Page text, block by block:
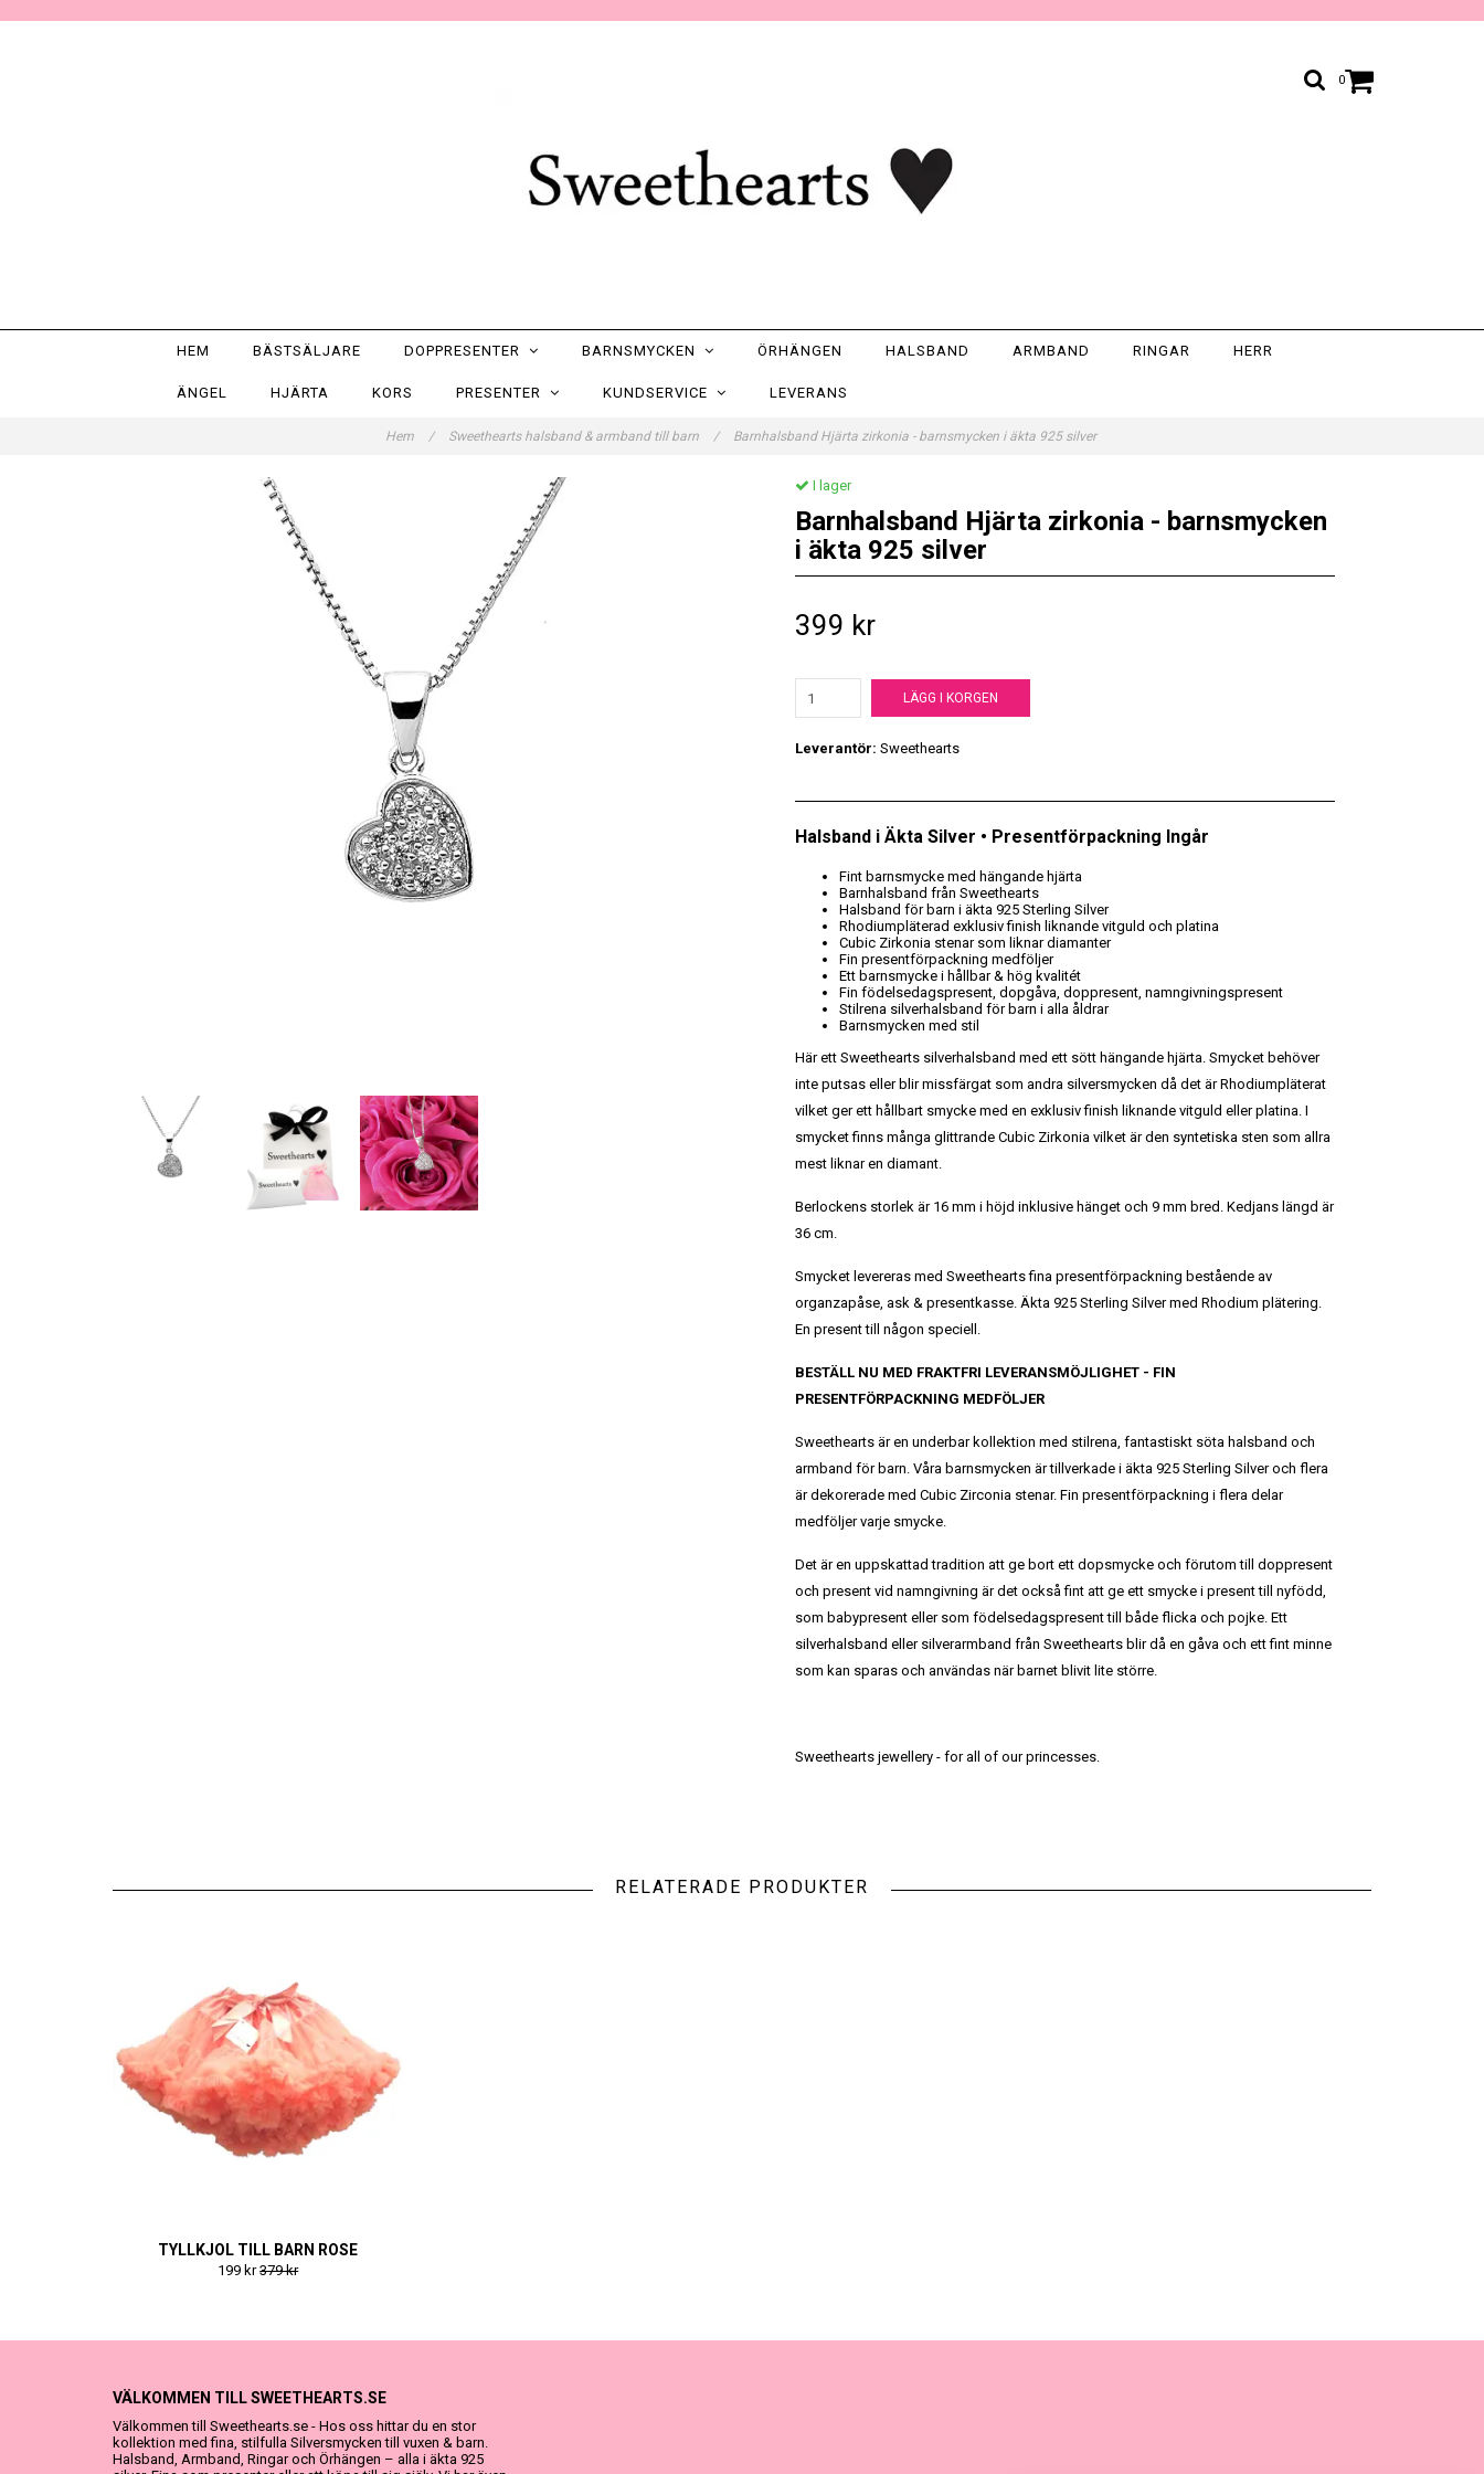
0
HEM BÄSTSÄLJARE DOPPRESENTER BARNSMYCKEN ÖRHÄNGEN HALSBAND ARMBAND RINGAR HERR
ÄNGEL HJÄRTA KORS PRESENTER KUNDSERVICE LEVERANS
Hem / Sweethearts halsband & armband till barn / Barnhalsband Hjärta zirkonia - barnsmycken i äkta 925 silver
I lager
Barnhalsband Hjärta zirkonia - barnsmycken
i äkta 925 silver
399 kr
LÄGG I KORGEN
Leverantör: Sweethearts
Halsband i Äkta Silver • Presentförpackning Ingår
Fint barnsmycke med hängande hjärta
Barnhalsband från Sweethearts
Halsband för barn i äkta 925 Sterling Silver
Rhodiumpläterad exklusiv finish liknande vitguld och platina
Cubic Zirkonia stenar som liknar diamanter
Fin presentförpackning medföljer
Ett barnsmycke i hållbar & hög kvalitét
Fin födelsedagspresent, dopgåva, doppresent, namngivningspresent
Stilrena silverhalsband för barn i alla åldrar
Barnsmycken med stil
Här ett Sweethearts silverhalsband med ett sött hängande hjärta. Smycket behöver
inte putsas eller blir missfärgat som andra silversmycken då det är Rhodiumpläterat
vilket ger ett hållbart smycke med en exklusiv finish liknande vitguld eller platina. I
smycket finns många glittrande Cubic Zirkonia vilket är den syntetiska sten som allra
mest liknar en diamant.
Berlockens storlek är 16 mm i höjd inklusive hänget och 9 mm bred. Kedjans längd är
36 cm.
Smycket levereras med Sweethearts fina presentförpackning bestående av
organzapåse, ask & presentkasse. Äkta 925 Sterling Silver med Rhodium plätering.
En present till någon speciell.
BESTÄLL NU MED FRAKTFRI LEVERANSMÖJLIGHET - FIN
PRESENTFÖRPACKNING MEDFÖLJER
Sweethearts är en underbar kollektion med stilrena, fantastiskt söta halsband och
armband för barn. Våra barnsmycken är tillverkade i äkta 925 Sterling Silver och flera
är dekorerade med Cubic Zirconia stenar. Fin presentförpackning i flera delar
medföljer varje smycke.
Det är en uppskattad tradition att ge bort ett dopsmycke och förutom till doppresent
och present vid namngivning är det också fint att ge ett smycke i present till nyfödd,
som babypresent eller som födelsedagspresent till både flicka och pojke. Ett
silverhalsband eller silverarmband från Sweethearts blir då en gåva och ett fint minne
som kan sparas och användas när barnet blivit lite större.
Sweethearts jewellery - for all of our princesses.
RELATERADE PRODUKTER
TYLLKJOL TILL BARN ROSE
199 kr379 kr
VÄLKOMMEN TILL SWEETHEARTS.SE
Välkommen till Sweethearts.se - Hos oss hittar du en stor
kollektion med fina, stilfulla Silversmycken till vuxen & barn.
Halsband, Armband, Ringar och Örhängen – alla i äkta 925